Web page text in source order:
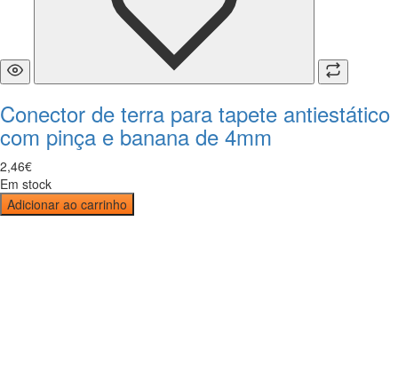
Conector de terra para tapete antiestático
com pinça e banana de 4mm
2,46€
Em stock
Adicionar ao carrinho